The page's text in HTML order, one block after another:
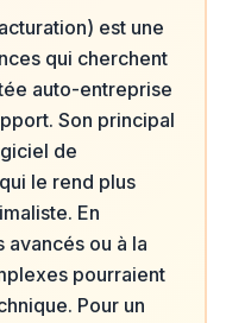
est une
qui cherchent
auto-entreprise
Son principal
de
le rend plus
En
ou à la
pourraient
Pour un